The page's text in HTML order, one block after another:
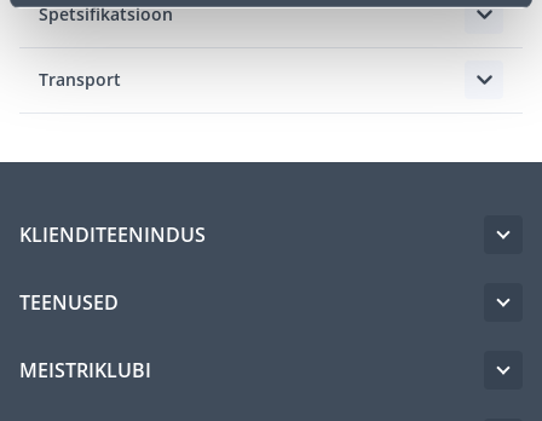
Spetsifikatsioon
Transport
KLIENDITEENINDUS
TEENUSED
MEISTRIKLUBI